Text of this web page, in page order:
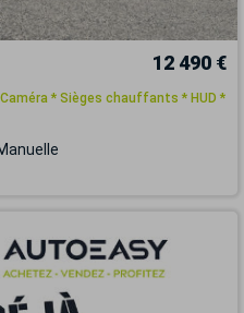
12 490 €
Caméra * Sièges chauffants * HUD *